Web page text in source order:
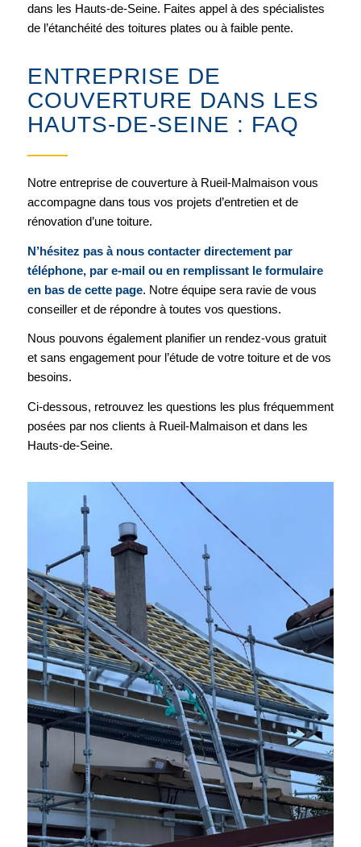
dans les Hauts-de-Seine. Faites appel à des spécialistes
de l’étanchéité des toitures plates ou à faible pente.
ENTREPRISE DE
COUVERTURE DANS LES
HAUTS-DE-SEINE : FAQ
Notre entreprise de couverture à Rueil-Malmaison vous
accompagne dans tous vos projets d’entretien et de
rénovation d’une toiture.
N’hésitez pas à nous contacter directement par
téléphone, par e-mail ou en remplissant le formulaire
en bas de cette page. Notre équipe sera ravie de vous
conseiller et de répondre à toutes vos questions.
Nous pouvons également planifier un rendez-vous gratuit
et sans engagement pour l’étude de votre toiture et de vos
besoins.
Ci-dessous, retrouvez les questions les plus fréquemment
posées par nos clients à Rueil-Malmaison et dans les
Hauts-de-Seine.